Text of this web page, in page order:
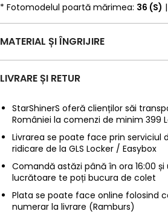
* Fotomodelul poartă mărimea: 36 (S)
MATERIAL ȘI ÎNGRIJIRE
LIVRARE ȘI RETUR
StarShinerS oferă clienților săi
României la comenzi de minim 399
Livrarea se poate face prin serviciul
ridicare de la GLS Locker / Easybox
Comandă astăzi până în ora 16:00
lucrătoare te poți bucura de colet
Plata se poate face online folosind
numerar la livrare (Ramburs)